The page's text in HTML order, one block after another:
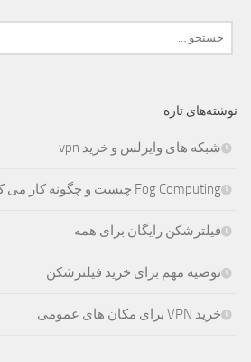
برای:
نوشته‌های تازه
شبکه های وایرلس و خرید vpn
Fog Computing چیست و چگونه کار می کند؟ (قسمت اول)
فیلترشکن رایگان برای همه
توصیه مهم برای خرید فیلترشکن
خرید VPN برای مکان های عمومی